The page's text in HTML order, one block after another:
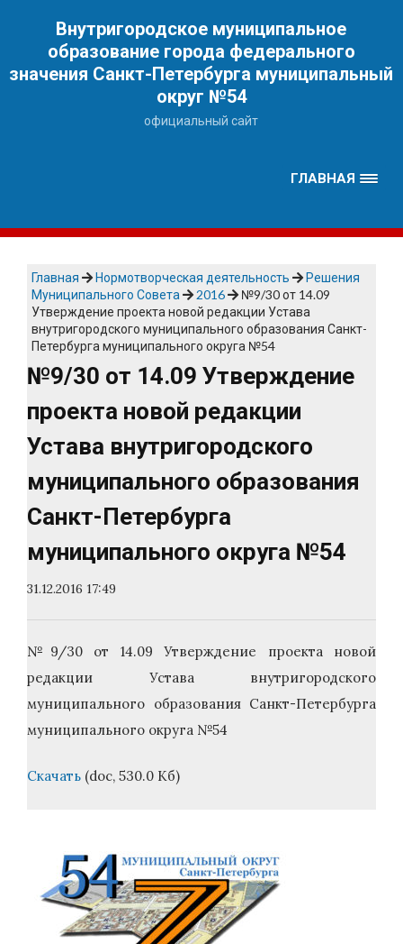
Внутригородское муниципальное
образование города федерального
значения Санкт-Петербурга муниципальный
округ №54
официальный сайт
ГЛАВНАЯ
Главная Нормотворческая деятельность
Решения
Муниципального Совета
2016
№9/30 от 14.09
Утверждение проекта новой редакции Устава
внутригородского муниципального образования Санкт-
Петербурга муниципального округа №54
№9/30 от 14.09 Утверждение
проекта новой редакции
Устава внутригородского
муниципального образования
Санкт-Петербурга
муниципального округа №54
31.12.2016 17:49
№9/30 от 14.09 Утверждение проекта новой
редакции Устава внутригородского
муниципального образования Санкт-Петербурга
муниципального округа №54
Скачать (doc, 530.0 Кб)